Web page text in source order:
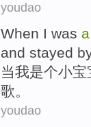
youdao
When I was a
and stayed
当我是个小宝
歌。
youdao